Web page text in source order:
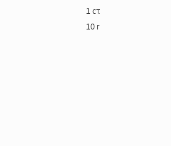
1 ст.
10 г